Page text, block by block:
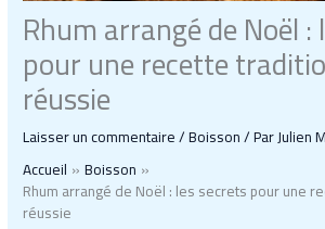
Rhum arrangé de Noël :
pour une recette
réussie
Laisser un commentaire/Boisson/ ParJulien
Accueil
Boisson
Rhum arrangé de Noël : les secrets pour une
réussie